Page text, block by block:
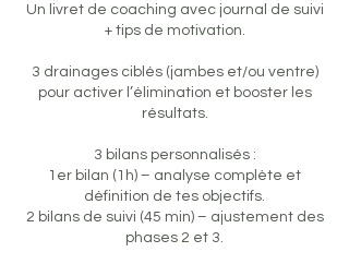
Un livret de coaching avec journal de suivi
+ tips de motivation.
3 drainages ciblés (jambes et/ou ventre)
pour activer l’élimination et booster les
résultats.
3 bilans personnalisés :
1er bilan (1h) – analyse complète et
définition de tes objectifs.
2 bilans de suivi (45 min) – ajustement des
phases 2 et 3.